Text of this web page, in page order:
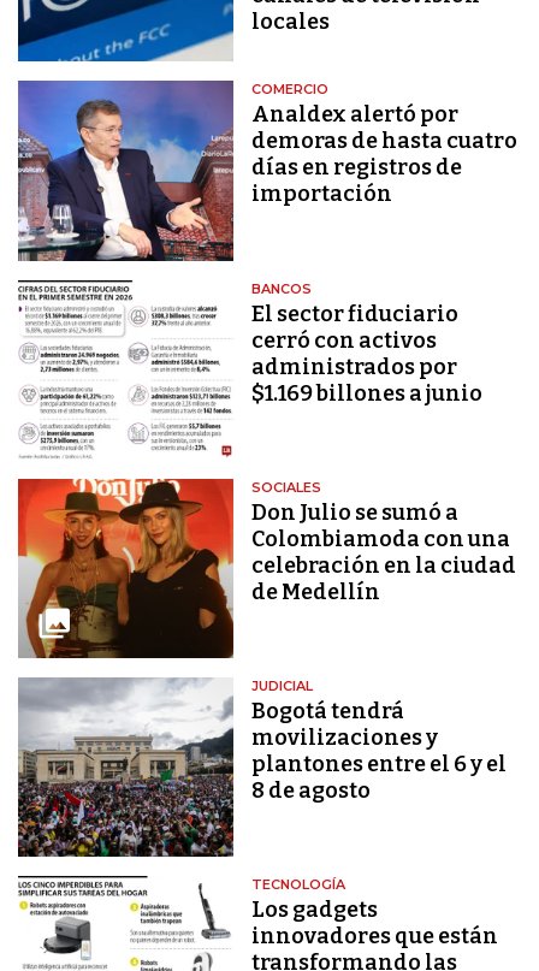
locales
COMERCIO
Analdex alertó por
demoras de hasta cuatro
días en registros de
importación
BANCOS
El sector fiduciario
cerró con activos
administrados por
$1.169 billones a junio
SOCIALES
Don Julio se sumó a
Colombiamoda con una
celebración en la ciudad
de Medellín
JUDICIAL
Bogotá tendrá
movilizaciones y
plantones entre el 6 y el
8 de agosto
TECNOLOGÍA
Los gadgets
innovadores que están
transformando las